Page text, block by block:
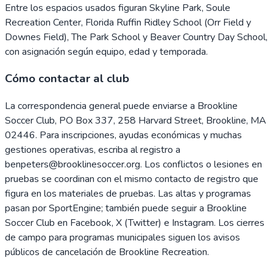
Entre los espacios usados figuran Skyline Park, Soule
Recreation Center, Florida Ruffin Ridley School (Orr Field y
Downes Field), The Park School y Beaver Country Day School,
con asignación según equipo, edad y temporada.
Cómo contactar al club
La correspondencia general puede enviarse a Brookline
Soccer Club, PO Box 337, 258 Harvard Street, Brookline, MA
02446. Para inscripciones, ayudas económicas y muchas
gestiones operativas, escriba al registro a
benpeters@brooklinesoccer.org. Los conflictos o lesiones en
pruebas se coordinan con el mismo contacto de registro que
figura en los materiales de pruebas. Las altas y programas
pasan por SportEngine; también puede seguir a Brookline
Soccer Club en Facebook, X (Twitter) e Instagram. Los cierres
de campo para programas municipales siguen los avisos
públicos de cancelación de Brookline Recreation.